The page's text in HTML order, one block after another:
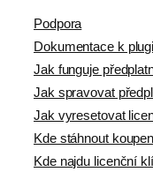
Podpora
Dokumentace k
Jak funguje
Jak spravovat
Jak vyresetovat
Kde stáhnout
Kde najdu licenční